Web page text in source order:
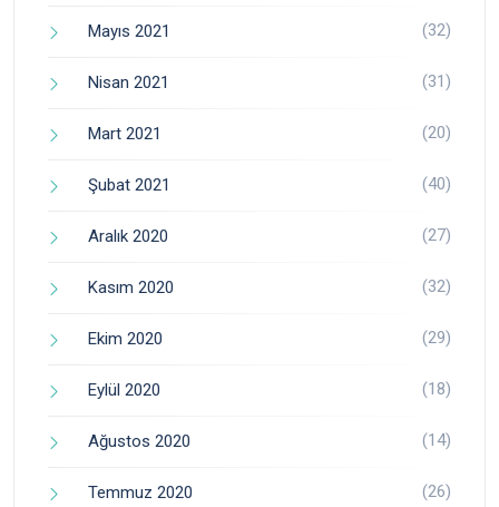
Mayıs 2021 (32)
Nisan 2021 (31)
Mart 2021 (20)
Şubat 2021 (40)
Aralık 2020 (27)
Kasım 2020 (32)
Ekim 2020 (29)
Eylül 2020 (18)
Ağustos 2020 (14)
Temmuz 2020 (26)